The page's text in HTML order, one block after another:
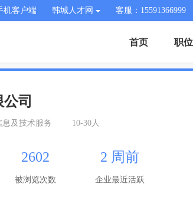
机客户端 韩城人才网 客服：15591366999
首页 职
司
及技术服务 10-30人
2602
被浏览次数
2 周前
企业最近活跃